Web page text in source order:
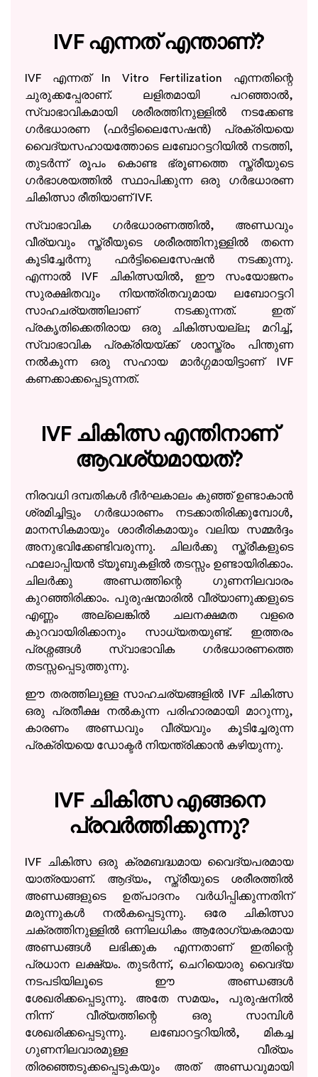
IVF എന്നത് എന്താണ്?
IVF എന്നത് In Vitro Fertilization എന്നതിന്റെ
ചുരുക്കപ്പേരാണ്. ലളിതമായി പറഞ്ഞാൽ,
സ്വാഭാവികമായി ശരീരത്തിനുള്ളിൽ നടക്കേണ്ട
ഗർഭധാരണ (ഫർട്ടിലൈസേഷൻ) പ്രക്രിയയെ
വൈദ്യസഹായത്തോടെ ലബോറട്ടറിയിൽ നടത്തി,
തുടർന്ന് രൂപം കൊണ്ട ഭ്രൂണത്തെ സ്ത്രീയുടെ
ഗർഭാശയത്തിൽ സ്ഥാപിക്കുന്ന ഒരു ഗർഭധാരണ
ചികിത്സാ രീതിയാണ് IVF.
സ്വാഭാവിക ഗർഭധാരണത്തിൽ, അണ്ഡവും
വീര്യവും സ്ത്രീയുടെ ശരീരത്തിനുള്ളിൽ തന്നെ
കൂടിച്ചേർന്നു ഫർട്ടിലൈസേഷൻ നടക്കുന്നു.
എന്നാൽ IVF ചികിത്സയിൽ, ഈ സംയോജനം
സുരക്ഷിതവും നിയന്ത്രിതവുമായ ലബോറട്ടറി
സാഹചര്യത്തിലാണ് നടക്കുന്നത്. ഇത്
പ്രകൃതിക്കെതിരായ ഒരു ചികിത്സയല്ല; മറിച്ച്,
സ്വാഭാവിക പ്രക്രിയയ്ക്ക് ശാസ്ത്രം പിന്തുണ
നൽകുന്ന ഒരു സഹായ മാർഗ്ഗമായിട്ടാണ് IVF
കണക്കാക്കപ്പെടുന്നത്.
IVF ചികിത്സ എന്തിനാണ്
ആവശ്യമായത്?
നിരവധി ദമ്പതികൾ ദീർഘകാലം കുഞ്ഞ് ഉണ്ടാകാൻ
ശ്രമിച്ചിട്ടും ഗർഭധാരണം നടക്കാതിരിക്കുമ്പോൾ,
മാനസികമായും ശാരീരികമായും വലിയ സമ്മർദ്ദം
അനുഭവിക്കേണ്ടിവരുന്നു. ചിലർക്കു സ്ത്രീകളുടെ
ഫലോപ്പിയൻ ട്യൂബുകളിൽ തടസ്സം ഉണ്ടായിരിക്കാം.
ചിലർക്കു അണ്ഡത്തിന്റെ ഗുണനിലവാരം
കുറഞ്ഞിരിക്കാം. പുരുഷന്മാരിൽ വീര്യാണുക്കളുടെ
എണ്ണം അല്ലെങ്കിൽ ചലനക്ഷമത വളരെ
കുറവായിരിക്കാനും സാധ്യതയുണ്ട്. ഇത്തരം
പ്രശ്നങ്ങൾ സ്വാഭാവിക ഗർഭധാരണത്തെ
തടസ്സപ്പെടുത്തുന്നു.
ഈ തരത്തിലുള്ള സാഹചര്യങ്ങളിൽ IVF ചികിത്സ
ഒരു പ്രതീക്ഷ നൽകുന്ന പരിഹാരമായി മാറുന്നു,
കാരണം അണ്ഡവും വീര്യവും കൂടിച്ചേരുന്ന
പ്രക്രിയയെ ഡോക്ടർ നിയന്ത്രിക്കാൻ കഴിയുന്നു.
IVF ചികിത്സ എങ്ങനെ
പ്രവർത്തിക്കുന്നു?
IVF ചികിത്സ ഒരു ക്രമബദ്ധമായ വൈദ്യപരമായ
യാത്രയാണ്. ആദ്യം, സ്ത്രീയുടെ ശരീരത്തിൽ
അണ്ഡങ്ങളുടെ ഉത്പാദനം വർധിപ്പിക്കുന്നതിന്
മരുന്നുകൾ നൽകപ്പെടുന്നു. ഒരേ ചികിത്സാ
ചക്രത്തിനുള്ളിൽ ഒന്നിലധികം ആരോഗ്യകരമായ
അണ്ഡങ്ങൾ ലഭിക്കുക എന്നതാണ് ഇതിന്റെ
പ്രധാന ലക്ഷ്യം. തുടർന്ന്, ചെറിയൊരു വൈദ്യ
നടപടിയിലൂടെ ഈ അണ്ഡങ്ങൾ
ശേഖരിക്കപ്പെടുന്നു. അതേ സമയം, പുരുഷനിൽ
നിന്ന് വീര്യത്തിന്റെ ഒരു സാമ്പിൾ
ശേഖരിക്കപ്പെടുന്നു. ലബോറട്ടറിയിൽ, മികച്ച
ഗുണനിലവാരമുള്ള വീര്യം
തിരഞ്ഞെടുക്കപ്പെടുകയും അത് അണ്ഡവുമായി